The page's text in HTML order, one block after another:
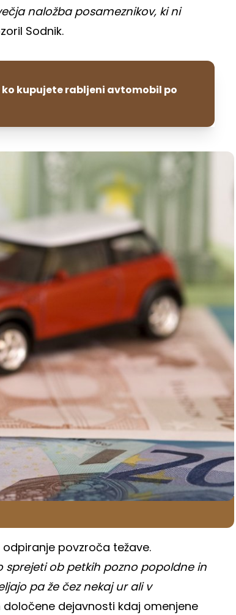
naložba posameznikov, ki ni
Sodnik.
kupujete rabljeni avtomobil po
povzroča težave.
sprejeti ob petkih pozno popoldne in
pa že čez nekaj ur ali v
določene dejavnosti kdaj omenjene